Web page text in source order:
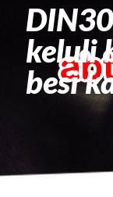
keluli
besi